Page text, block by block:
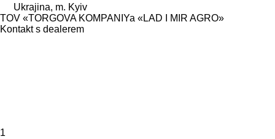
Ukrajina, m. Kyiv
TOV «TORGOVA KOMPANIYa «LAD I MIR AGRO»
Kontakt s dealerem
1